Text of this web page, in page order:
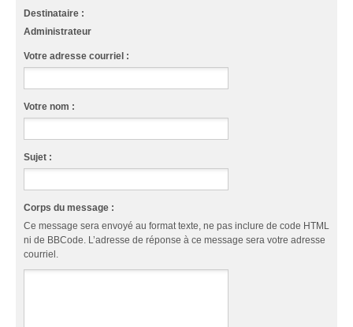
Destinataire :
Administrateur
Votre adresse courriel :
Votre nom :
Sujet :
Corps du message :
Ce message sera envoyé au format texte, ne pas inclure de code HTML
ni de BBCode. L’adresse de réponse à ce message sera votre adresse
courriel.